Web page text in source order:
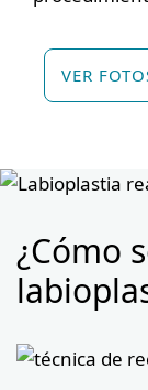
VER
¿Cómo